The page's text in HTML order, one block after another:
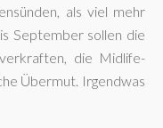
als viel mehr
September sollen die
die Midlife-
Übermut. Irgendwas